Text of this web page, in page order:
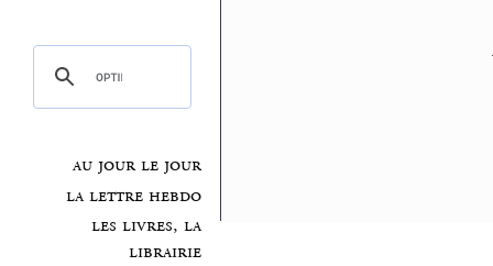
au jour le jour
la lettre hebdo
les livres, la
librairie